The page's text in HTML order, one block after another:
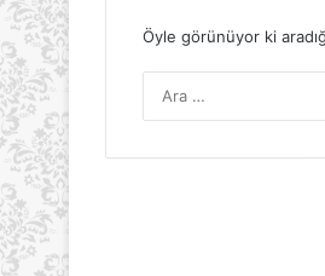
Öyle görünüyor ki